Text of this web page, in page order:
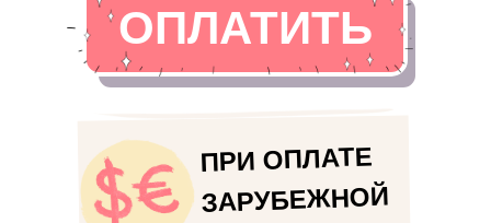
ОПЛАТИТЬ
ПРИ ОПЛАТЕ
ЗАРУБЕЖНОЙ